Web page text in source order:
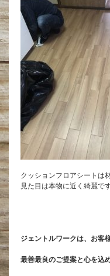
クッションフロアシートは
見た目は本物に近く綺麗です
ジェントルワークは、お客
最善最良のご提案と心を込